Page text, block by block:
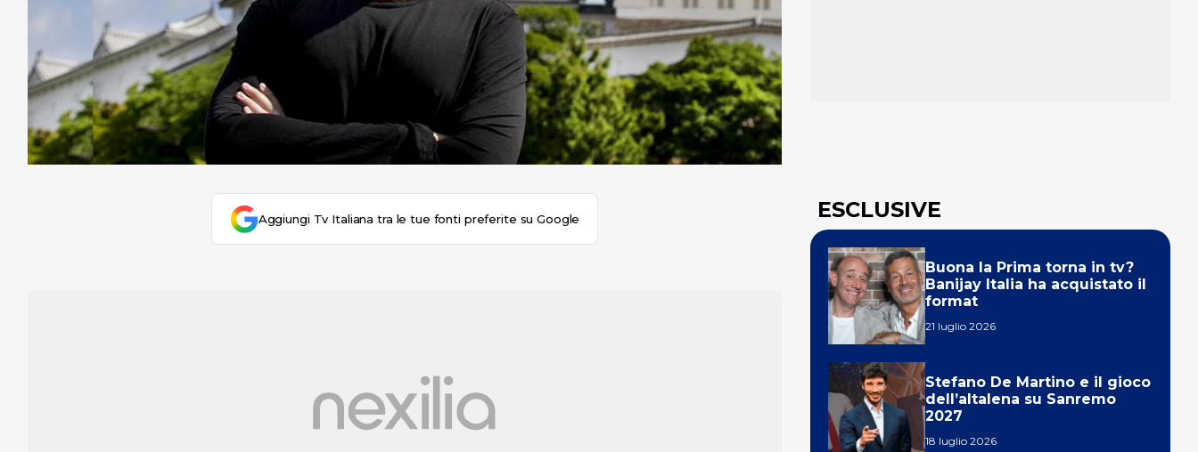
Aggiungi Tv Italiana tra le tue fonti preferite su Google ESCLUSIVE
Buona la Prima torna in tv?
Banijay Italia ha acquistato il
format
21 luglio 2026
Stefano De Martino e il gioco
dell’altalena su Sanremo
2027
18 luglio 2026